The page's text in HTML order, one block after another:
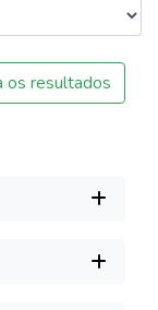
os resultados